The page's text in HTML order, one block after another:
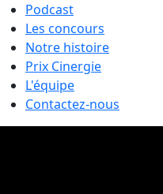
Podcast
Les concours
Notre histoire
Prix Cinergie
L'équipe
Contactez-nous